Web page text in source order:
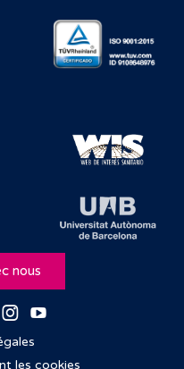
nous
Facebook
Instagram
les cookies